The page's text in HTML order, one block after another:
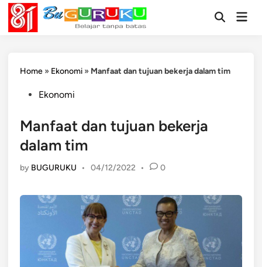
Skip
content
OpenMain
Home » Ekonomi » Manfaat dan tujuan bekerja dalam tim
PostedEkonomi
Manfaat dan tujuan bekerja
dalam tim
by BUGURUKU • 04/12/2022 • 0